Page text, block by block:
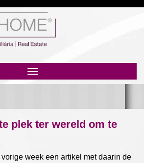
navigation
plek ter wereld om te
week een artikel met daarin de